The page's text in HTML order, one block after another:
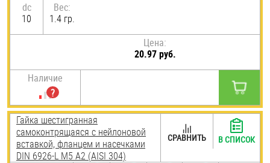
dc
10
Вес:
1.4 гр.
Цена:
20.97 руб.
Наличие
Гайка шестигранная
самоконтрящаяся с нейлоновой
вставкой, фланцем и насечками
DIN 6926-L М5 А2 (AISI 304)
СРАВНИТЬ В СПИСОК